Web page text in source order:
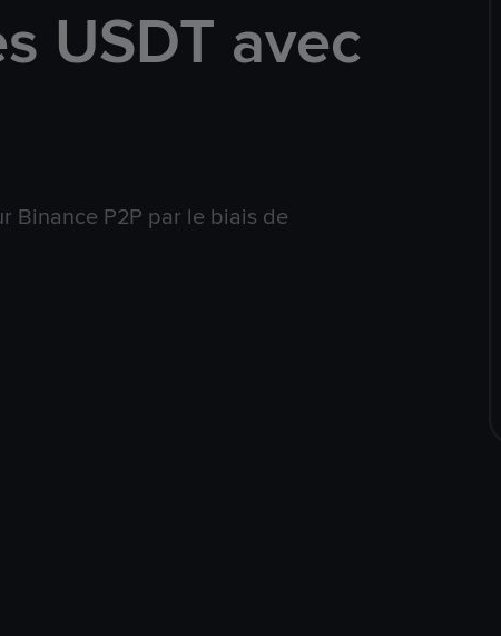
USDT avec
Binance P2P par le biais de